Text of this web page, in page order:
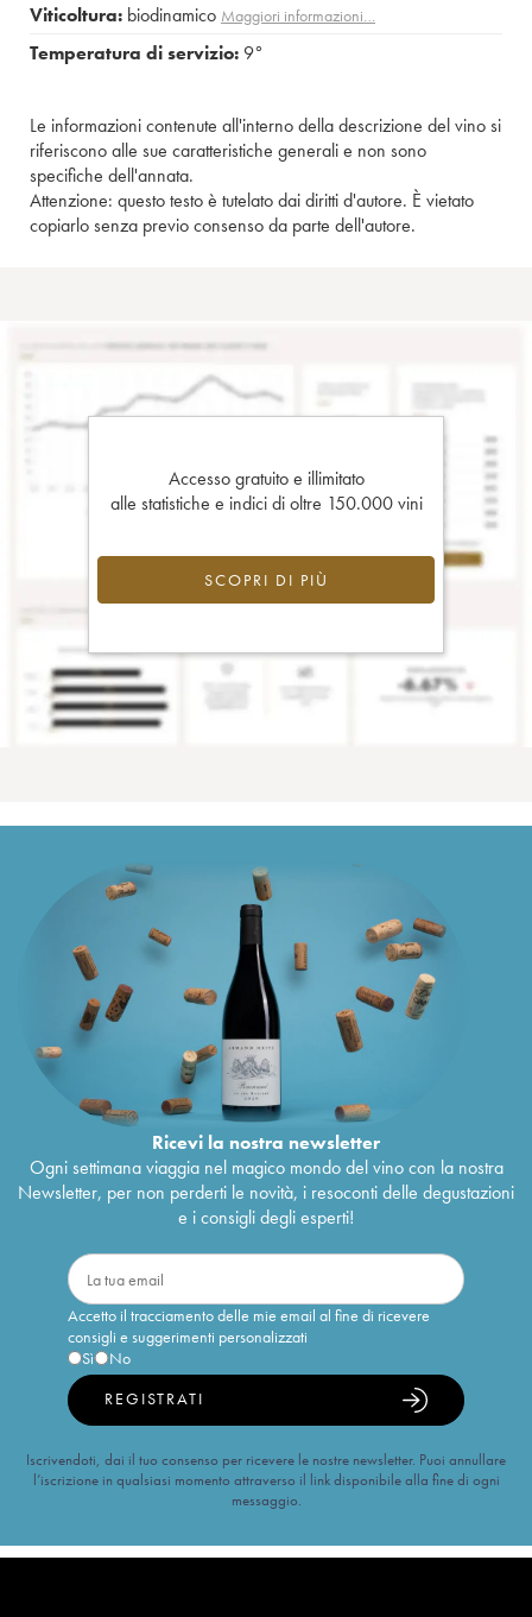
Viticoltura: biodinamico Maggiori informazioni…
Temperatura di servizio: 9°
Le informazioni contenute all'interno della descrizione del vino si
riferiscono alle sue caratteristiche generali e non sono
specifiche dell'annata.
Attenzione: questo testo è tutelato dai diritti d'autore. È vietato
copiarlo senza previo consenso da parte dell'autore.
Accesso gratuito e illimitato
alle statistiche e indici di oltre 150.000 vini
SCOPRI DI PIÙ
Ricevi la nostra newsletter
Ogni settimana viaggia nel magico mondo del vino con la nostra
Newsletter, per non perderti le novità, i resoconti delle degustazioni
e i consigli degli esperti!
Accetto il tracciamento delle mie email al fine di ricevere
consigli e suggerimenti personalizzati
Sì
No
REGISTRATI
Iscrivendoti, dai il tuo consenso per ricevere le nostre newsletter. Puoi annullare
l’iscrizione in qualsiasi momento attraverso il link disponibile alla fine di ogni
messaggio.